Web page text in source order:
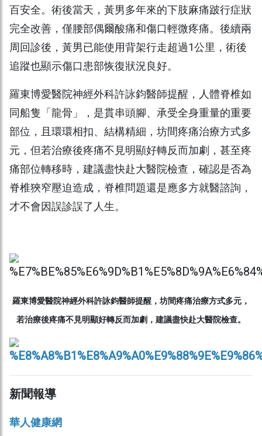
百安全。術後當天，黃男多年來的下肢麻痛跛行症狀
完全改善，僅腰部偶爾酸痛和傷口輕微疼痛。後續兩
周回診後，黃男已能使用背架行走超過1公里，術後
追蹤也顯示傷口患部恢復狀況良好。
羅東博愛醫院神經外科許詠鈞醫師提醒，人體脊椎如
同船隻「龍骨」，是貫串頭腳、承受全身重量的重要
部位，且環環相扣、結構精細，坊間疼痛治療方式多
元，但若治療後疼痛不見明顯好轉反而加劇，甚至疼
痛部位轉移時，建議盡快赴大醫院檢查，確認是否為
脊椎狹窄壓迫造成，脊椎問題還是應多方就醫諮詢，
才不會因誤診誤了人生。
羅東博愛醫院神經外科許詠鈞醫師提醒，坊間疼痛治療方式多元，
若治療後疼痛不見明顯好轉反而加劇，建議盡快赴大醫院檢查。
新聞報導
華人健康網